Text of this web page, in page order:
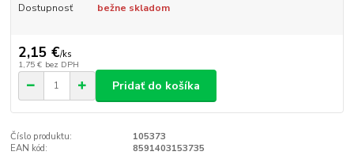
Dostupnosť bežne skladom
2,15 €/ks
1,75 € bez DPH
Pridať do košíka
Číslo produktu:
105373
EAN kód:
8591403153735